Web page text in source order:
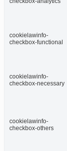
cookielawinfo-
checkbox-functional
cookielawinfo-
checkbox-necessary
cookielawinfo-
checkbox-others